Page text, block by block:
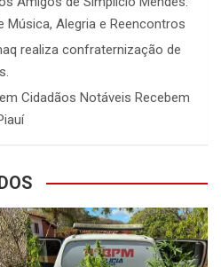
Música, Alegria e Reencontros
realiza confraternização de
em Cidadãos Notáveis Recebem